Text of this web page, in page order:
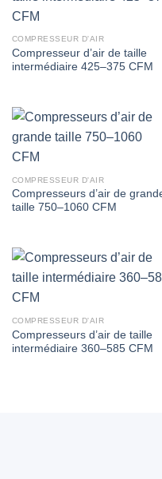
COMPRESSEUR D'AIR
Compresseur d’air de taille
intermédiaire 425–375 CFM
COMPRESSEUR D'AIR
Compresseurs d’air de
taille 750–1060 CFM
COMPRESSEUR D'AIR
Compresseurs d’air de taille
intermédiaire 360–585 CFM